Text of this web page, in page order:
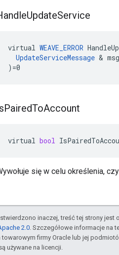
UpdateService
virtual WEAVE_ERROR
UpdateServiceMessage & msg
)=0
PairedToAccount
virtual bool
się w celu określenia,
inaczej, treść tej strony jest
2.0. Szczegółowe informacje na
towarowym firmy Oracle lub jej
używane na licencji.